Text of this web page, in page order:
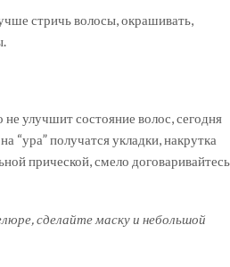
стричь волосы, окрашивать,
улучшит состояние волос, сегодня
“ура” получатся укладки, накрутка
прической, смело договаривайтесь
сделайте маску и небольшой